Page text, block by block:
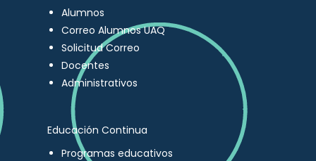
Alumnos
Correo Alumnos UAQ
Solicitud Correo
Docentes
Administrativos
Educación Continua
Programas educativos